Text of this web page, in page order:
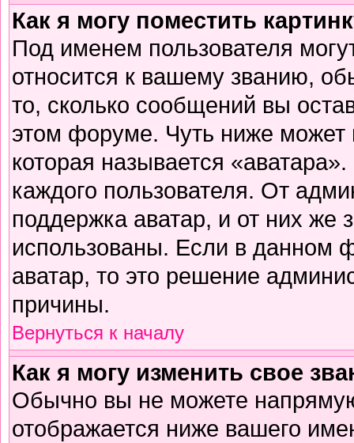
Как я могу поместить
Под именем пользователя
относится к вашему званию,
то, сколько сообщений вы
этом форуме. Чуть ниже может
которая называется
каждого пользователя. От
поддержка аватар, и от них же
использованы. Если в данном
аватар, то это решение
причины.
Вернуться к началу
Как я могу изменить свое
Обычно вы не можете
отображается ниже вашего